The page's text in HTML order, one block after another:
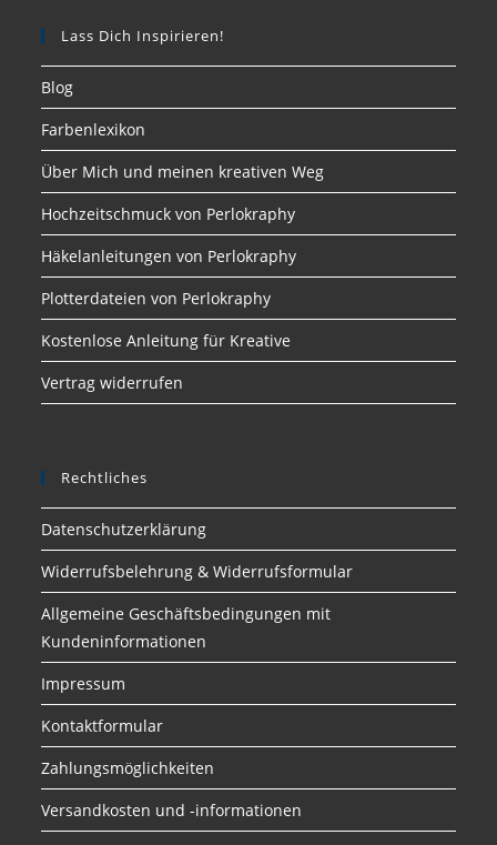
Lass Dich Inspirieren!
Blog
Farbenlexikon
Über Mich und meinen kreativen Weg
Hochzeitschmuck von Perlokraphy
Häkelanleitungen von Perlokraphy
Plotterdateien von Perlokraphy
Kostenlose Anleitung für Kreative
Vertrag widerrufen
Rechtliches
Datenschutzerklärung
Widerrufsbelehrung & Widerrufsformular
Allgemeine Geschäftsbedingungen mit
Kundeninformationen
Impressum
Kontaktformular
Zahlungsmöglichkeiten
Versandkosten und -informationen